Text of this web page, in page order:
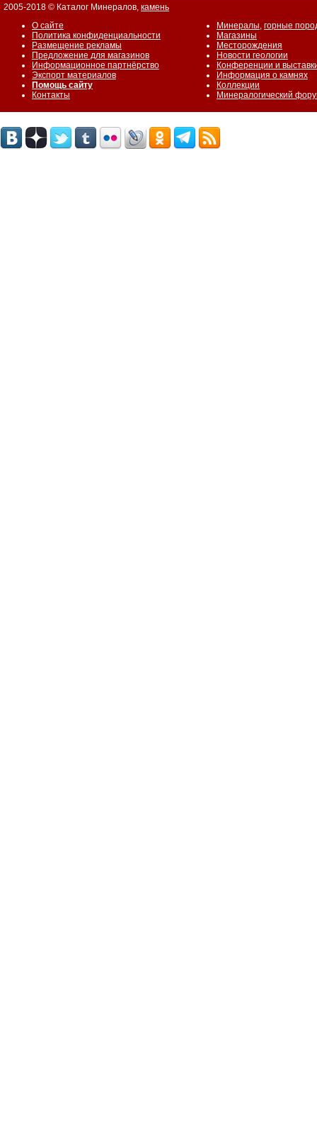
2005-2018 © Каталог Минералов, камень
О сайте
Политика конфиденциальности
Размещение рекламы
Предложение для магазинов
Информационное партнёрство
Экспорт материалов
Помощь сайту
Контакты
Минералы, горные
Магазины
Месторождения
Новости геологии
Конференции и
Информация о камнях
Коллекции
Минералогический